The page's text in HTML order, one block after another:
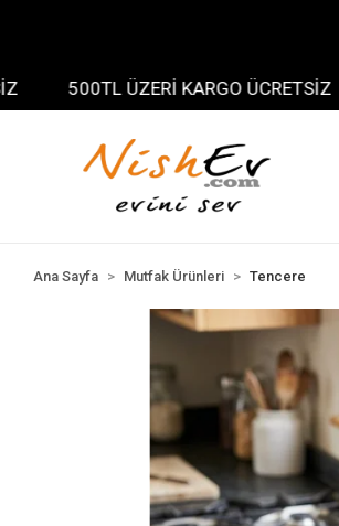
500TL ÜZERİ KARGO ÜCRETSİZ
Ana Sayfa Mutfak Ürünleri Tencere